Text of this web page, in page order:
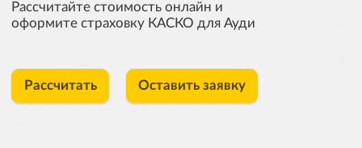
Рассчитайте стоимость онлайн и
оформите страховку КАСКО для Ауди
Рассчитать Оставить заявку